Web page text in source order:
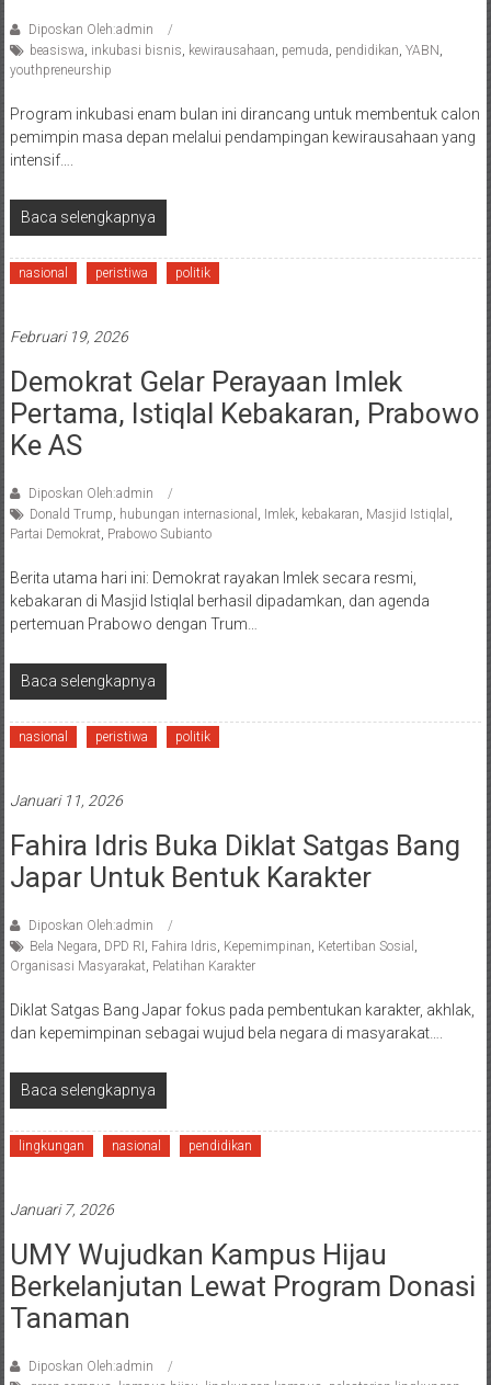
Diposkan Oleh:admin
beasiswa, inkubasi bisnis, kewirausahaan, pemuda, pendidikan, YABN ,
youthpreneurship
Program inkubasi enam bulan ini dirancang untuk membentuk calon
pemimpin masa depan melalui pendampingan kewirausahaan yang
intensif….
Baca selengkapnya
nasional peristiwa politik
Februari 19, 2026
Demokrat Gelar Perayaan Imlek
Pertama, Istiqlal Kebakaran, Prabowo
Ke AS
Diposkan Oleh:admin
Donald Trump, hubungan internasional , Imlek, kebakaran, Masjid Istiqlal ,
Partai Demokrat, Prabowo Subianto
Berita utama hari ini: Demokrat rayakan Imlek secara resmi,
kebakaran di Masjid Istiqlal berhasil dipadamkan, dan agenda
pertemuan Prabowo dengan Trum…
Baca selengkapnya
nasional peristiwa politik
Januari 11, 2026
Fahira Idris Buka Diklat Satgas Bang
Japar Untuk Bentuk Karakter
Diposkan Oleh:admin
Bela Negara, DPD RI , Fahira Idris, Kepemimpinan, Ketertiban Sosial ,
Organisasi Masyarakat, Pelatihan Karakter
Diklat Satgas Bang Japar fokus pada pembentukan karakter, akhlak,
dan kepemimpinan sebagai wujud bela negara di masyarakat….
Baca selengkapnya
lingkungan nasional pendidikan
Januari 7, 2026
UMY Wujudkan Kampus Hijau
Berkelanjutan Lewat Program Donasi
Tanaman
Diposkan Oleh:admin